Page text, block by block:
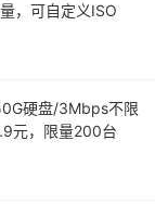
，可自定义ISO
硬盘/3Mbps不限
元，限量200台